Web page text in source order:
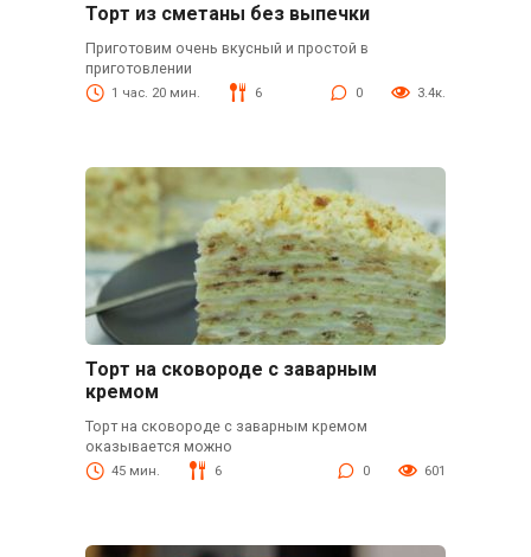
Торт из сметаны без выпечки
Приготовим очень вкусный и простой в
приготовлении
1 час. 20 мин. 6 0 3.4к.
Торт на сковороде с заварным
кремом
Торт на сковороде с заварным кремом
оказывается можно
45 мин. 6 0 601